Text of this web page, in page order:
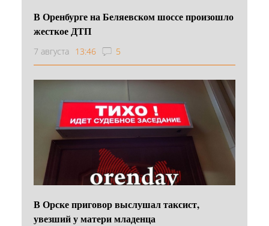
В Оренбурге на Беляевском шоссе произошло
жесткое ДТП
7 августа 13:46 5
В Орске приговор выслушал таксист,
увезший у матери младенца